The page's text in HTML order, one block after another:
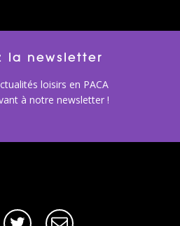
la newsletter
loisirs en PACA
à notre newsletter !
Twitter E-